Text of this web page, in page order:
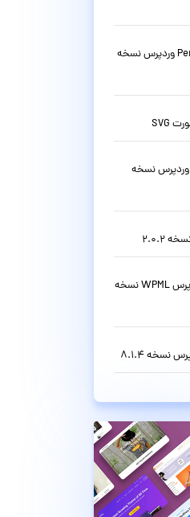
افزونه افزایش سرعت وبسایت Perfmatters وردپرس نسخه
افزونه فارسی سئو Yoast SEO Premium وردپرس نسخه
افزونه قدرتمند چند زبانه کردن سایت وردپرس WPML نسخه